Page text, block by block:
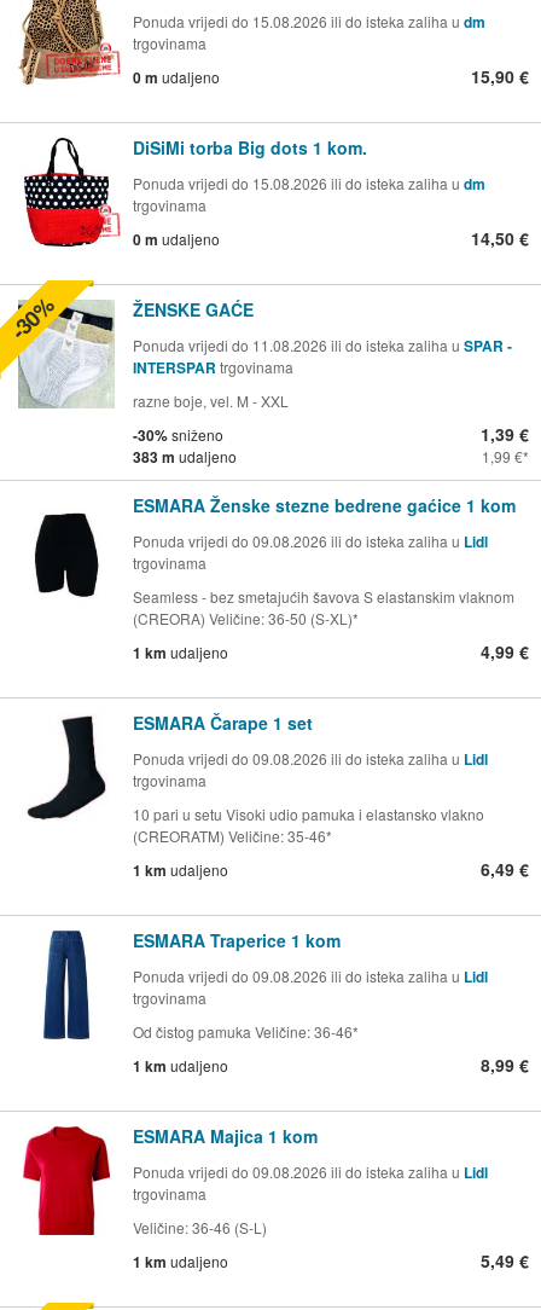
Ponuda vrijedi do 15.08.2026 ili do isteka zaliha u dm
trgovinama
0 m udaljeno 15,90 €
DiSiMi torba Big dots 1 kom.
Ponuda vrijedi do 15.08.2026 ili do isteka zaliha u dm
trgovinama
0 m udaljeno 14,50 €
ŽENSKE GAĆE
Ponuda vrijedi do 11.08.2026 ili do isteka zaliha u SPAR -
INTERSPAR trgovinama
razne boje, vel. M - XXL
-30%sniženo
383 m udaljeno
1,39 €
1,99 €
-30%
ESMARA Ženske stezne bedrene gaćice 1 kom
Ponuda vrijedi do 09.08.2026 ili do isteka zaliha u Lidl
trgovinama
Seamless - bez smetajućih šavova S elastanskim vlaknom
(CREORA) Veličine: 36-50 (S-XL)*
1 km udaljeno 4,99 €
ESMARA Čarape 1 set
Ponuda vrijedi do 09.08.2026 ili do isteka zaliha u Lidl
trgovinama
10 pari u setu Visoki udio pamuka i elastansko vlakno
(CREORATM) Veličine: 35-46*
1 km udaljeno 6,49 €
ESMARA Traperice 1 kom
Ponuda vrijedi do 09.08.2026 ili do isteka zaliha u Lidl
trgovinama
Od čistog pamuka Veličine: 36-46*
1 km udaljeno 8,99 €
ESMARA Majica 1 kom
Ponuda vrijedi do 09.08.2026 ili do isteka zaliha u Lidl
trgovinama
Veličine: 36-46 (S-L)
1 km udaljeno 5,49 €